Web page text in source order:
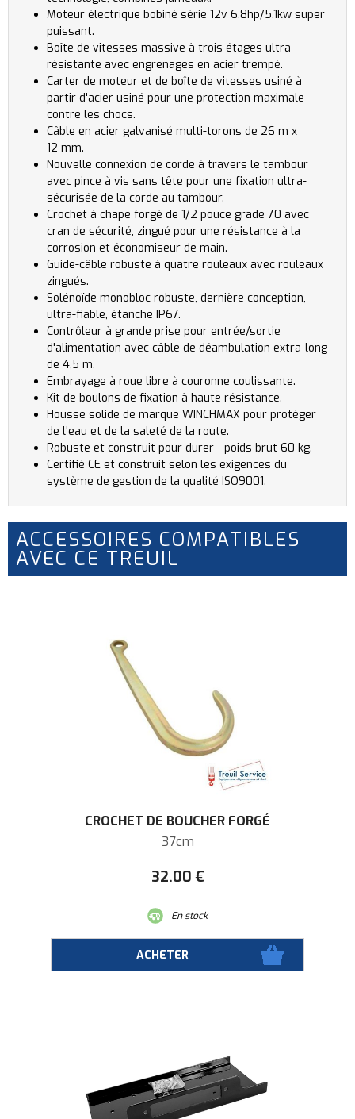
Moteur électrique bobiné série 12v 6.8hp/5.1kw super
puissant.
Boîte de vitesses massive à trois étages ultra-
résistante avec engrenages en acier trempé.
Carter de moteur et de boîte de vitesses usiné à
partir d'acier usiné pour une protection maximale
contre les chocs.
Câble en acier galvanisé multi-torons de 26 m x
12 mm.
Nouvelle connexion de corde à travers le tambour
avec pince à vis sans tête pour une fixation ultra-
sécurisée de la corde au tambour.
Crochet à chape forgé de 1/2 pouce grade 70 avec
cran de sécurité, zingué pour une résistance à la
corrosion et économiseur de main.
Guide-câble robuste à quatre rouleaux avec rouleaux
zingués.
Solénoïde monobloc robuste, dernière conception,
ultra-fiable, étanche IP67.
Contrôleur à grande prise pour entrée/sortie
d'alimentation avec câble de déambulation extra-long
de 4,5 m.
Embrayage à roue libre à couronne coulissante.
Kit de boulons de fixation à haute résistance.
Housse solide de marque WINCHMAX pour protéger
de l'eau et de la saleté de la route.
Robuste et construit pour durer - poids brut 60 kg.
Certifié CE et construit selon les exigences du
système de gestion de la qualité ISO9001.
ACCESSOIRES COMPATIBLES
AVEC CE TREUIL
CROCHET DE BOUCHER FORGÉ
37cm
32.00 €
En stock